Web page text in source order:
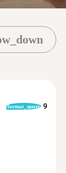
format_quote 9